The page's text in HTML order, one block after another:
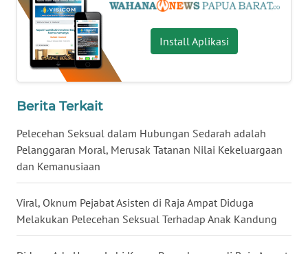
Install Aplikasi
Berita Terkait
Pelecehan Seksual dalam Hubungan Sedarah adalah
Pelanggaran Moral, Merusak Tatanan Nilai Kekeluargaan
dan Kemanusiaan
Viral, Oknum Pejabat Asisten di Raja Ampat Diduga
Melakukan Pelecehan Seksual Terhadap Anak Kandung
WN
KALTIM
WN
SULSEL
WN
WN
SULUT
WN
MALUKU